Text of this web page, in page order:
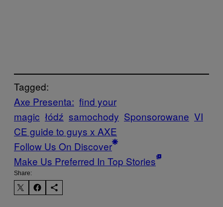
Tagged:
Axe Presenta: find your
magic łódź samochody Sponsorowane VI
CE guide to guys x AXE
Follow Us On Discover
Make Us Preferred In Top Stories
Share: